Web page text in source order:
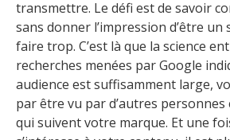
transmettre. Le défi est de savoir
sans donner l’impression d’être un
faire trop. C’est là que la science
recherches menées par Google
audience est suffisamment large,
par être vu par d’autres personnes
qui suivent votre marque. Et une